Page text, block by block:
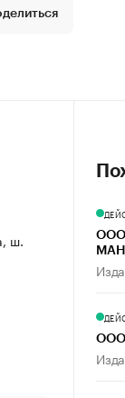
ш.
ООО
ООО